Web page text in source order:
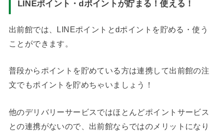
LINEポイント・dポイントが貯まる！使える！
出前館では、LINEポイントとdポイントを貯める・使う
ことができます。
普段からポイントを貯めている方は連携して出前館の注
文でもポイントを貯めちゃいましょう！
他のデリバリーサービスではほとんどポイントサービス
との連携がないので、出前館ならではのメリットになり